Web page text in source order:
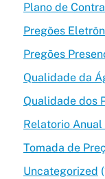
Plano de
Pregões
Pregões
Qualidade da
Qualidade dos
Relatorio
Tomada de
Uncategorized